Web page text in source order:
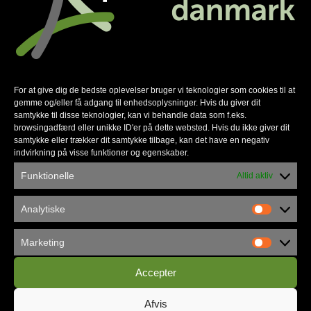
For at give dig de bedste oplevelser bruger vi teknologier som cookies til at
gemme og/eller få adgang til enhedsoplysninger. Hvis du giver dit
samtykke til disse teknologier, kan vi behandle data som f.eks.
browsingadfærd eller unikke ID'er på dette websted. Hvis du ikke giver dit
samtykke eller trækker dit samtykke tilbage, kan det have en negativ
indvirkning på visse funktioner og egenskaber.
Funktionelle Altid aktiv
Analytiske
Marketing
Accepter
Afvis
Københavns Frikirke flytter ind i
Vandværket